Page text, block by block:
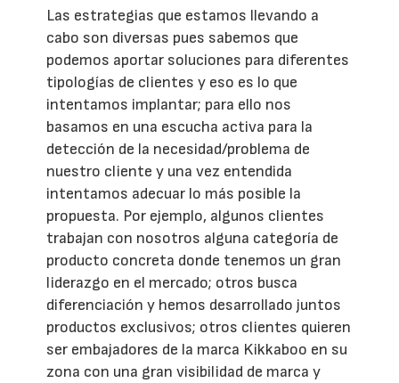
Las estrategias que estamos llevando a
cabo son diversas pues sabemos que
podemos aportar soluciones para diferentes
tipologías de clientes y eso es lo que
intentamos implantar; para ello nos
basamos en una escucha activa para la
detección de la necesidad/problema de
nuestro cliente y una vez entendida
intentamos adecuar lo más posible la
propuesta. Por ejemplo, algunos clientes
trabajan con nosotros alguna categoría de
producto concreta donde tenemos un gran
liderazgo en el mercado; otros busca
diferenciación y hemos desarrollado juntos
productos exclusivos; otros clientes quieren
ser embajadores de la marca Kikkaboo en su
zona con una gran visibilidad de marca y